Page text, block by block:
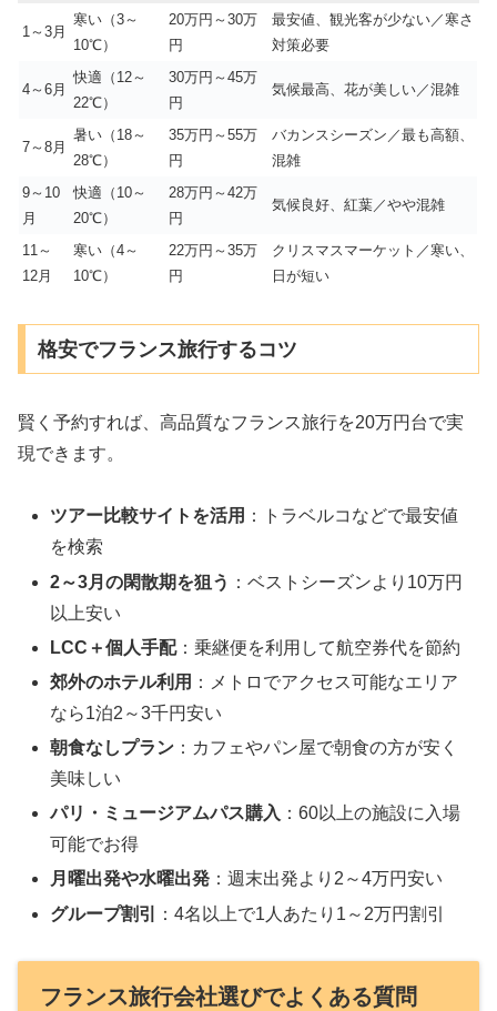
1～3月
寒い（3～
10℃）
20万円～30万
円
最安値、観光客が少ない／寒さ
対策必要
4～6月
快適（12～
22℃）
30万円～45万
円
気候最高、花が美しい／混雑
7～8月
暑い（18～
28℃）
35万円～55万
円
バカンスシーズン／最も高額、
混雑
9～10
月
快適（10～
20℃）
28万円～42万
円
気候良好、紅葉／やや混雑
11～
12月
寒い（4～
10℃）
22万円～35万
円
クリスマスマーケット／寒い、
日が短い
格安でフランス旅行するコツ
賢く予約すれば、高品質なフランス旅行を20万円台で実
現できます。
ツアー比較サイトを活用 ：トラベルコなどで最安値
を検索
2～3月の閑散期を狙う ：ベストシーズンより10万円
以上安い
LCC＋個人手配：乗継便を利用して航空券代を節約
郊外のホテル利用 ：メトロでアクセス可能なエリア
なら1泊2～3千円安い
朝食なしプラン ：カフェやパン屋で朝食の方が安く
美味しい
パリ・ミュージアムパス購入 ：60以上の施設に入場
可能でお得
月曜出発や水曜出発 ：週末出発より2～4万円安い
グループ割引
：4名以上で1人あたり1～2万円割引
フランス旅行会社選びでよくある質問